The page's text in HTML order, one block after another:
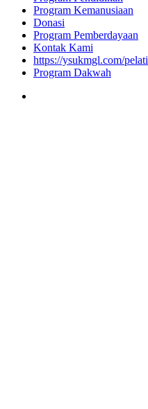
Program Kemanusiaan
Donasi
Program Pemberdayaan
Kontak Kami
https://ysukmgl.com/
Program Dakwah